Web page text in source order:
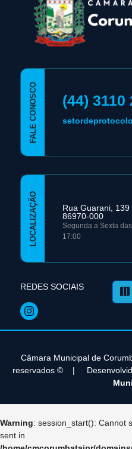
FALE CONOSCO (44) 3110
LOCALIZAÇÃO
Rua Guarani,
86970-000
Segunda a Sexta
17:00
REDES SOCIAIS
Câmara Municipal de
reservados ©|
Warning: session_start(): Cannot
sent in